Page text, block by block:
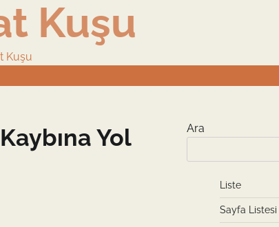
Kuşu
Kuşu
Yol
Ara
Liste
Sayfa Listesi